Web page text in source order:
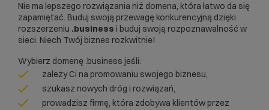
Nie ma lepszego rozwiązania niż domena, która łatwo da się
zapamiętać. Buduj swoją przewagę konkurencyjną dzięki
rozszerzeniu .business i buduj swoją rozpoznawalność w
sieci. Niech Twój biznes rozkwitnie!
Wybierz domenę .business jeśli:
zależy Ci na promowaniu swojego biznesu,
szukasz nowych dróg i rozwiązań,
prowadzisz firmę, która zdobywa klientów przez